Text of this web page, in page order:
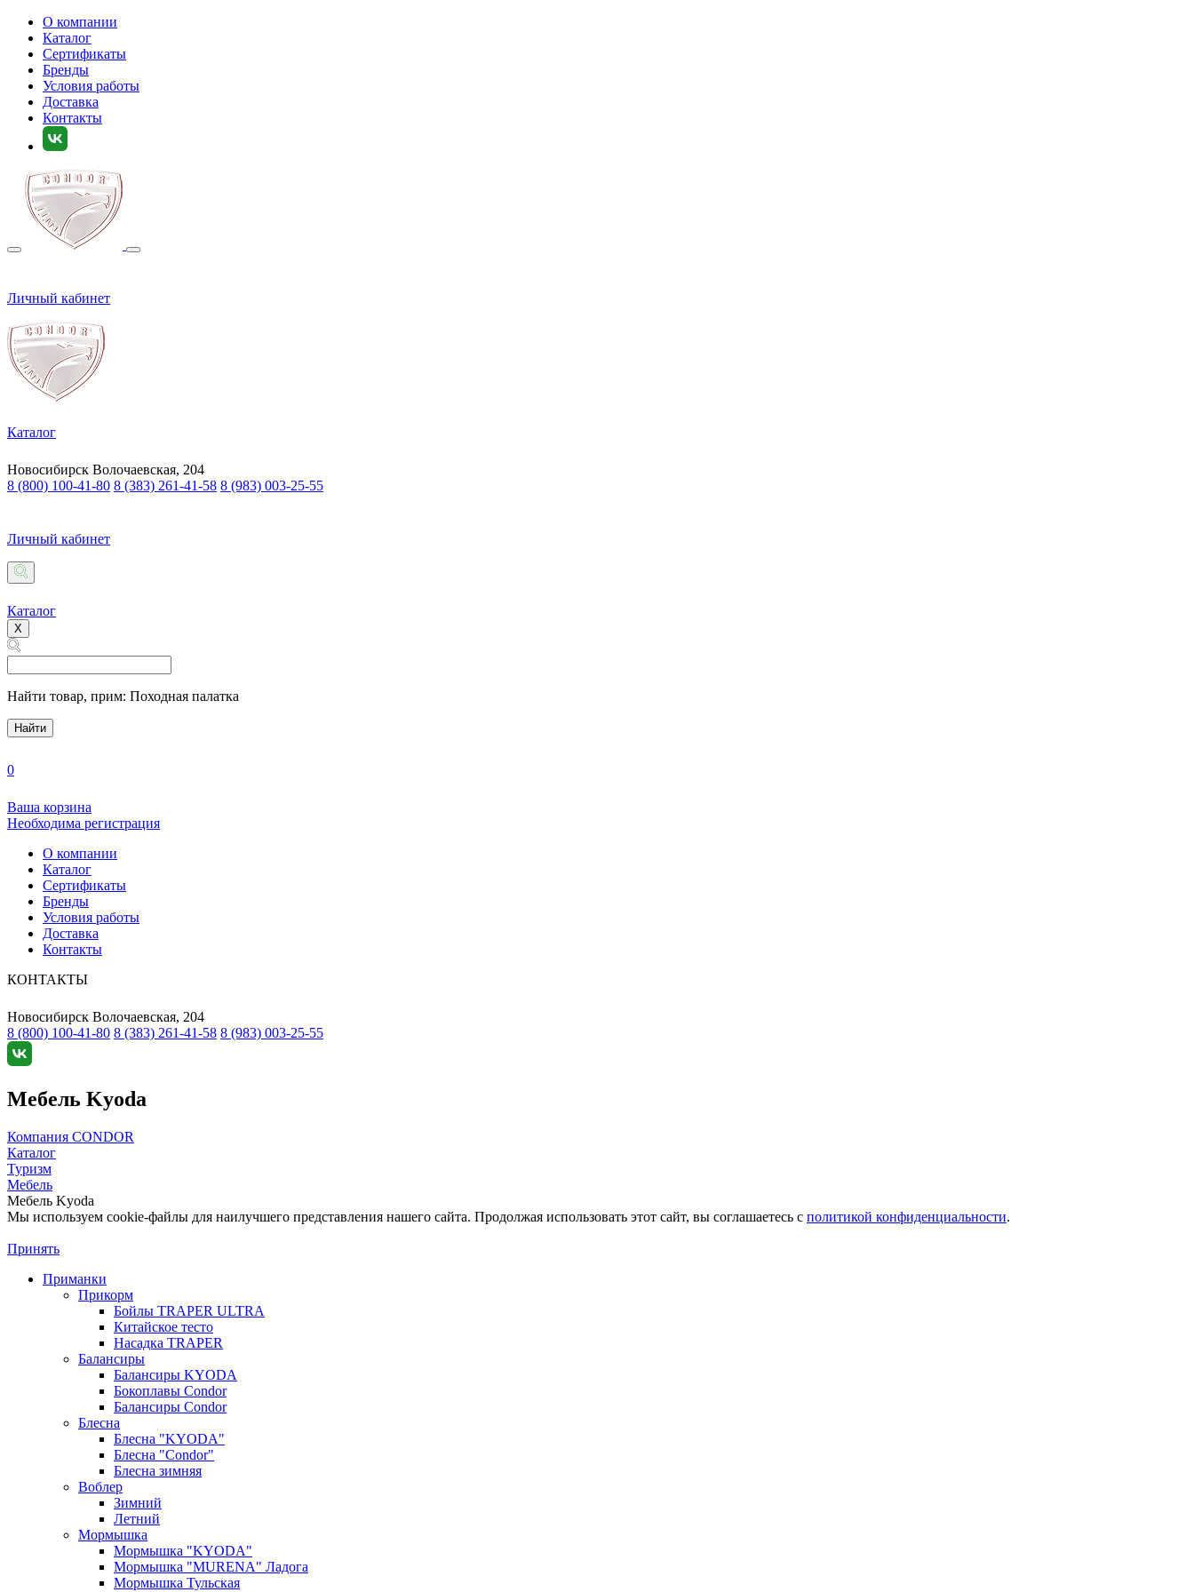
О компании
Каталог
Сертификаты
Бренды
Условия работы
Доставка
Контакты
Личный кабинет
Каталог
Новосибирск Волочаевская, 204
8 (800) 100-41-80 8 (383) 261-41-58 8 (983) 003-25-55
Личный кабинет
Каталог
X
Найти товар, прим: Походная палатка
Найти
0
Ваша корзина
Необходима регистрация
О компании
Каталог
Сертификаты
Бренды
Условия работы
Доставка
Контакты
КОНТАКТЫ
Новосибирск Волочаевская, 204
8 (800) 100-41-80 8 (383) 261-41-58 8 (983) 003-25-55
Мебель Kyoda
Компания CONDOR
Каталог
Туризм
Мебель
Мебель Kyoda
Мы используем cookie-файлы для наилучшего представления нашего сайта. Продолжая использовать этот сайт, вы соглашаетесь c политикой конфиденциальности.
Принять
Приманки
Прикорм
Бойлы TRAPER ULTRA
Китайское тесто
Насадка TRAPER
Балансиры
Балансиры KYODA
Бокоплавы Condor
Балансиры Condor
Блесна
Блесна "KYODA"
Блесна "Condor"
Блесна зимняя
Воблер
Зимний
Летний
Мормышка
Мормышка "KYODA"
Мормышка "MURENA" Ладога
Мормышка Тульская